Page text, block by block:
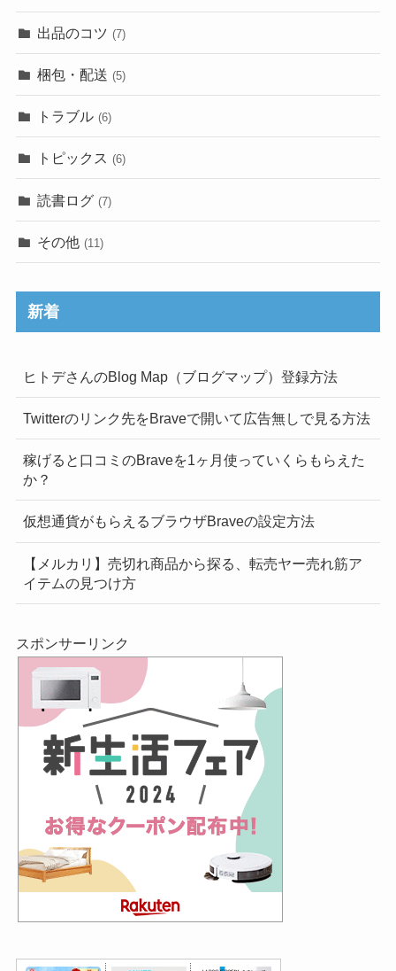
出品のコツ (7)
梱包・配送 (5)
トラブル (6)
トピックス (6)
読書ログ (7)
その他 (11)
新着
ヒトデさんのBlog Map（ブログマップ）登録方法
Twitterのリンク先をBraveで開いて広告無しで見る方法
稼げると口コミのBraveを1ヶ月使っていくらもらえた
か？
仮想通貨がもらえるブラウザBraveの設定方法
【メルカリ】売切れ商品から探る、転売ヤー売れ筋ア
イテムの見つけ方
スポンサーリンク